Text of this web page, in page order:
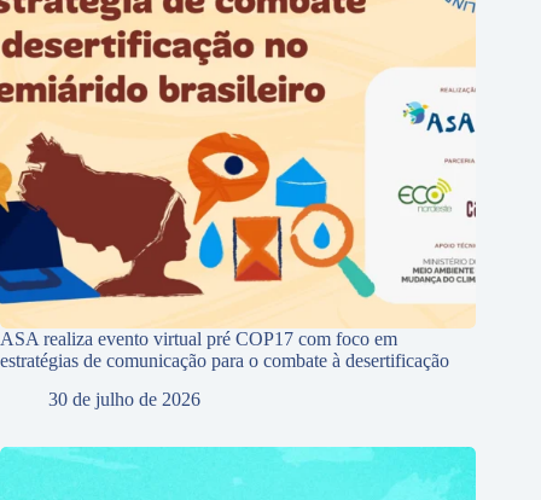
ASA realiza evento virtual pré COP17 com foco em
estratégias de comunicação para o combate à desertificação
30 de julho de 2026